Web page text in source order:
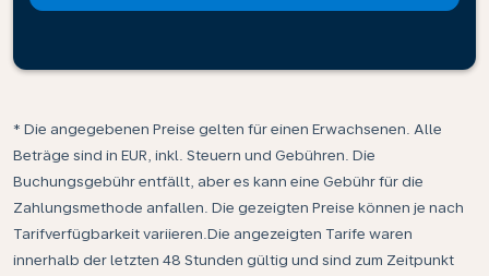
* Die angegebenen Preise gelten für einen Erwachsenen. Alle
Beträge sind in EUR, inkl. Steuern und Gebühren. Die
Buchungsgebühr entfällt, aber es kann eine Gebühr für die
Zahlungsmethode anfallen. Die gezeigten Preise können je nach
Tarifverfügbarkeit variieren.Die angezeigten Tarife waren
innerhalb der letzten 48 Stunden gültig und sind zum Zeitpunkt